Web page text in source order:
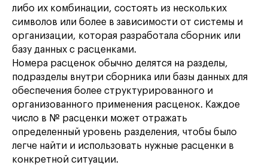
либо их комбинации, состоять из нескольких
символов или более в зависимости от системы и
организации, которая разработала сборник или
базу данных с расценками.
Номера расценок обычно делятся на разделы,
подразделы внутри сборника или базы данных для
обеспечения более структурированного и
организованного применения расценок. Каждое
число в № расценки может отражать
определенный уровень разделения, чтобы было
легче найти и использовать нужные расценки в
конкретной ситуации.